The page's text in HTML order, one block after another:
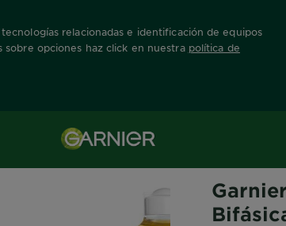
relacionadas e identificación de equipos
sobre opciones haz click en nuestra política de